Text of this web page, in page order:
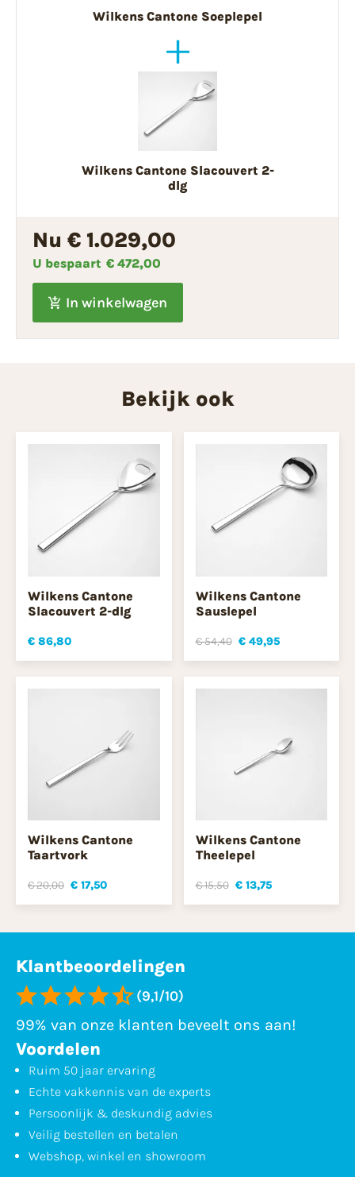
Wilkens Cantone Soeplepel
Wilkens Cantone Slacouvert 2-
dlg
Nu € 1.029,00
U bespaart € 472,00
In winkelwagen
Bekijk ook
Wilkens Cantone
Slacouvert 2-dlg
€ 86,80
Wilkens Cantone
Sauslepel
€ 54,40 € 49,95
Wilkens Cantone
Taartvork
€ 20,00 € 17,50
Wilkens Cantone
Theelepel
€ 15,50 € 13,75
Klantbeoordelingen
(9,1/10)
99% van onze klanten beveelt ons aan!
Voordelen
Ruim 50 jaar ervaring
Echte vakkennis van de experts
Persoonlijk & deskundig advies
Veilig bestellen en betalen
Webshop, winkel en showroom